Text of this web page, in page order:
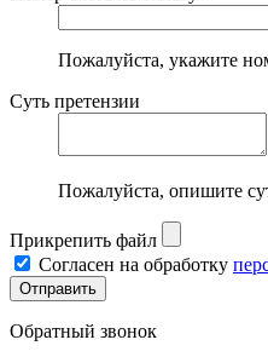
Пожалуйста, укажите
Суть претензии
Пожалуйста, опишите
Прикрепить файл
Согласен на обработку
Обратный звонок